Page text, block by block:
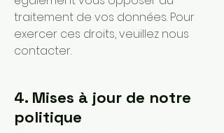
traitement de vos données. Pour
exercer ces droits, veuillez nous
contacter.
4. Mises à jour de notre
politique